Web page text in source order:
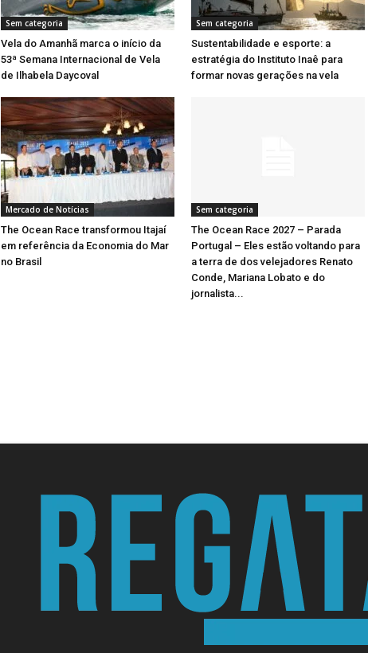
Sem categoria
Vela do Amanhã marca o início da
53ª Semana Internacional de Vela
de Ilhabela Daycoval
Sem categoria
Sustentabilidade e esporte: a
estratégia do Instituto Inaê para
formar novas gerações na vela
Mercado de Notícias
The Ocean Race transformou Itajaí
em referência da Economia do Mar
no Brasil
Sem categoria
The Ocean Race 2027 – Parada
Portugal – Eles estão voltando para
a terra de dos velejadores Renato
Conde, Mariana Lobato e do
jornalista...